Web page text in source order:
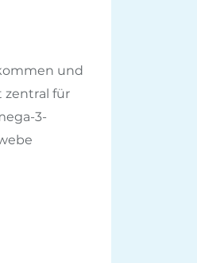
und
zentral für
3-